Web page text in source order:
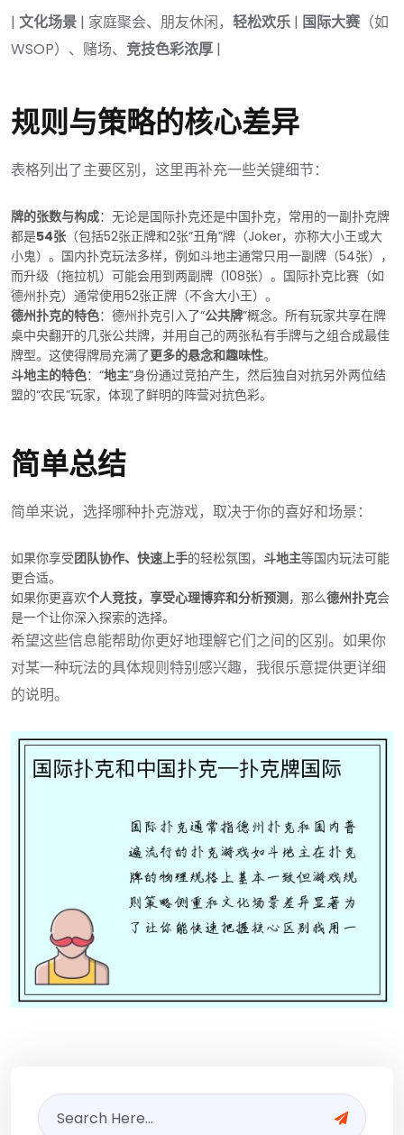
| 文化场景 | 家庭聚会、朋友休闲， 轻松欢乐 | 国际大赛 （如
WSOP）、赌场、 竞技色彩浓厚 |
规则与策略的核心差异
表格列出了主要区别，这里再补充一些关键细节：
牌的张数与构成：无论是国际扑克还是中国扑克，常用的一副扑克牌
都是54张 （包括52张正牌和2张“丑角”牌（Joker，亦称大小王或大
小鬼）。国内扑克玩法多样，例如斗地主通常只用一副牌（54张），
而升级（拖拉机）可能会用到两副牌（108张）。国际扑克比赛（如
德州扑克）通常使用52张正牌（不含大小王）。
德州扑克的特色：德州扑克引入了“公共牌”概念。所有玩家共享在牌
桌中央翻开的几张公共牌，并用自己的两张私有手牌与之组合成最佳
牌型。这使得牌局充满了更多的悬念和趣味性。
斗地主的特色：“地主”身份通过竞拍产生，然后独自对抗另外两位结
盟的“农民”玩家，体现了鲜明的阵营对抗色彩。
简单总结
简单来说，选择哪种扑克游戏，取决于你的喜好和场景：
如果你享受团队协作、快速上手的轻松氛围， 斗地主等国内玩法可能
更合适。
如果你更喜欢个人竞技，享受心理博弈和分析预测 ，那么德州扑克会
是一个让你深入探索的选择。
希望这些信息能帮助你更好地理解它们之间的区别。如果你
对某一种玩法的具体规则特别感兴趣，我很乐意提供更详细
的说明。